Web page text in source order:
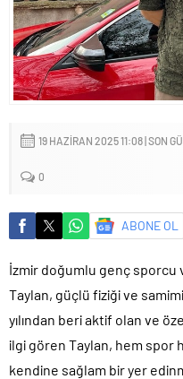
19 HAZIRAN 2025 11:08 | SON
0
ABONE OL
İzmir doğumlu genç sporcu
Taylan, güçlü fiziği ve
yılından beri aktif olan ve
ilgi gören Taylan, hem spor
kendine sağlam bir yer